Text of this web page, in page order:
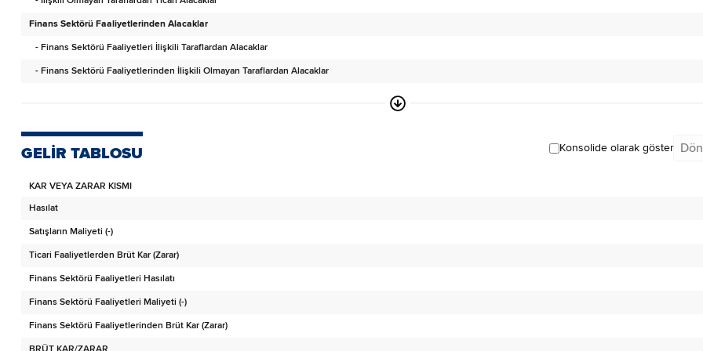
Finans Sektörü Faaliyetlerinden Alacaklar
- Finans Sektörü Faaliyetleri İlişkili Taraflardan Alacaklar
- Finans Sektörü Faaliyetlerinden İlişkili Olmayan Taraflardan Alacaklar
- İlişkili Olmayan Taraflardan Diğer Alacaklar
Stoklar
Canlı Varlıklar
Peşin Ödenmiş Giderler
Cari Dönem Vergisiyle İlgili Varlıklar
Diğer Dönen Varlıklar
ARA TOPLAM
Satış Amaçlı Sınıflandırılan Duran Varlıklar
GELİR TABLOSU Konsolide olarak göster
KAR VEYA ZARAR KISMI
Hasılat
Satışların Maliyeti (-)
Ticari Faaliyetlerden Brüt Kar (Zarar)
Finans Sektörü Faaliyetleri Hasılatı
Finans Sektörü Faaliyetleri Maliyeti (-)
Finans Sektörü Faaliyetlerinden Brüt Kar (Zarar)